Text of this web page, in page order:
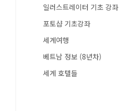
일러스트레이터 기초 강좌
포토샵 기초강좌
세계여행
베트남 정보 (8년차)
세계 호텔들